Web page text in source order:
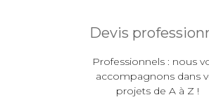
Devis
Professionnels : nous
accompagnons dans
projets de A à Z !